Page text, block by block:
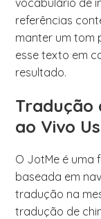
vocabulário de
referências
manter um tom
esse texto em
resultado.
Tradução
ao Vivo
O JotMe é uma
baseada em
tradução na
tradução de